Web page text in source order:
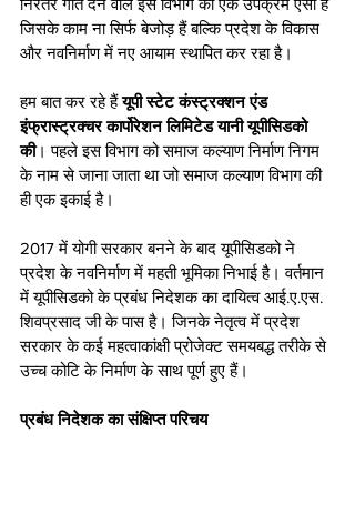
जिसके काम ना सिर्फ बेजोड़ हैं बल्कि प्रदेश के विकास
और नवनिर्माण में नए आयाम स्थापित कर रहा है।
हम बात कर रहे हैं यूपी स्टेट कंस्ट्रक्शन एंड
इंफ्रास्ट्रक्चर कार्पोरेशन लिमिटेड यानी यूपीसिडको
की। पहले इस विभाग को समाज कल्याण निर्माण निगम
के नाम से जाना जाता था जो समाज कल्याण विभाग की
ही एक इकाई है।
2017 में योगी सरकार बनने के बाद यूपीसिडको ने
प्रदेश के नवनिर्माण में महती भूमिका निभाई है। वर्तमान
में यूपीसिडको के प्रबंध निदेशक का दायित्व आई.ए.एस.
शिवप्रसाद जी के पास है। जिनके नेतृत्व में प्रदेश
सरकार के कई महत्वाकांक्षी प्रोजेक्ट समयबद्ध तरीके से
उच्च कोटि के निर्माण के साथ पूर्ण हुए हैं।
प्रबंध निदेशक का संक्षिप्त परिचय